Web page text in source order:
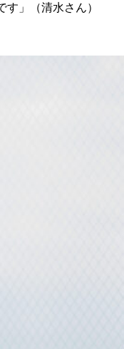
」（清水さん）